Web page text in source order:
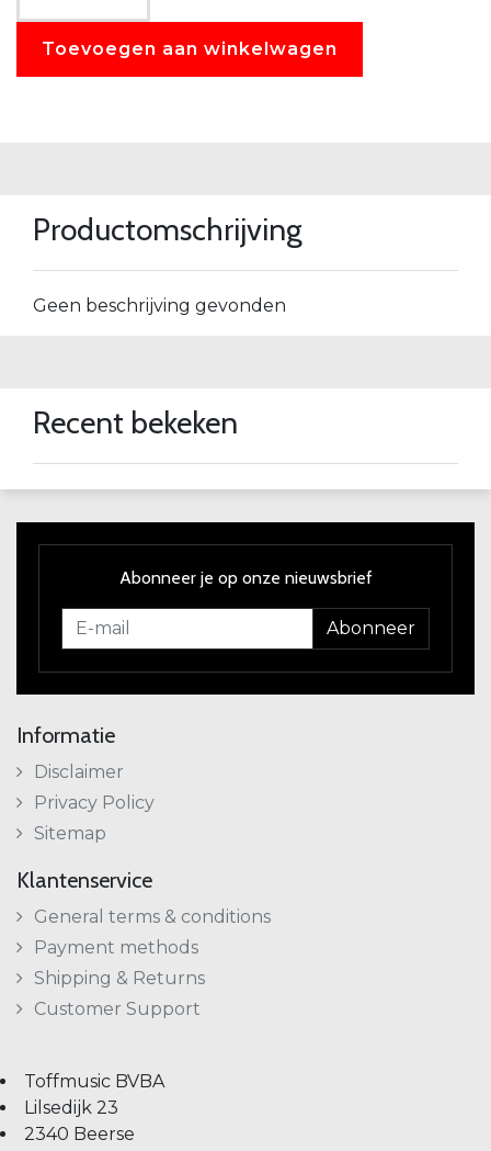
Toevoegen aan winkelwagen
Productomschrijving
Geen beschrijving gevonden
Recent bekeken
Abonneer je op onze nieuwsbrief
Abonneer
Informatie
Disclaimer
Privacy Policy
Sitemap
Klantenservice
General terms & conditions
Payment methods
Shipping & Returns
Customer Support
Toffmusic BVBA
Lilsedijk 23
2340 Beerse